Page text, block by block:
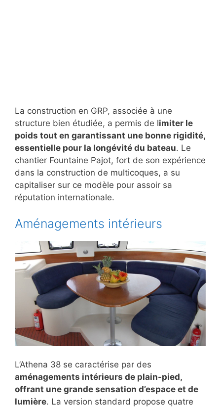
La construction en GRP, associée à une
structure bien étudiée, a permis de limiter le
poids tout en garantissant une bonne rigidité,
essentielle pour la longévité du bateau. Le
chantier Fountaine Pajot, fort de son expérience
dans la construction de multicoques, a su
capitaliser sur ce modèle pour assoir sa
réputation internationale.
Aménagements intérieurs
L’Athena 38 se caractérise par des
aménagements intérieurs de plain-pied,
offrant une grande sensation d’espace et de
lumière. La version standard propose quatre